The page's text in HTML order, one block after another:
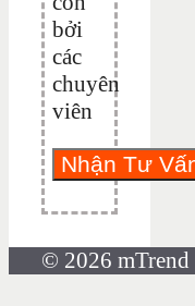
bởi
các
chuyên
viên
© 2026 mTrend